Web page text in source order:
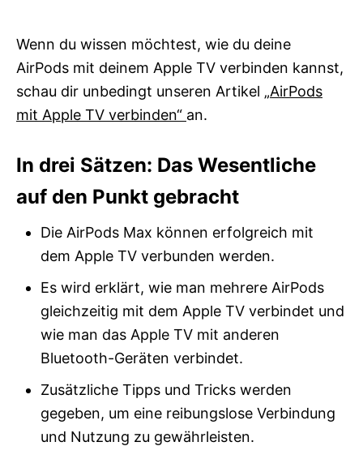
Wenn du wissen möchtest, wie du deine
AirPods mit deinem Apple TV verbinden kannst,
schau dir unbedingt unseren Artikel „AirPods
mit Apple TV verbinden“ an.
In drei Sätzen: Das Wesentliche
auf den Punkt gebracht
Die AirPods Max können erfolgreich mit
dem Apple TV verbunden werden.
Es wird erklärt, wie man mehrere AirPods
gleichzeitig mit dem Apple TV verbindet und
wie man das Apple TV mit anderen
Bluetooth-Geräten verbindet.
Zusätzliche Tipps und Tricks werden
gegeben, um eine reibungslose Verbindung
und Nutzung zu gewährleisten.